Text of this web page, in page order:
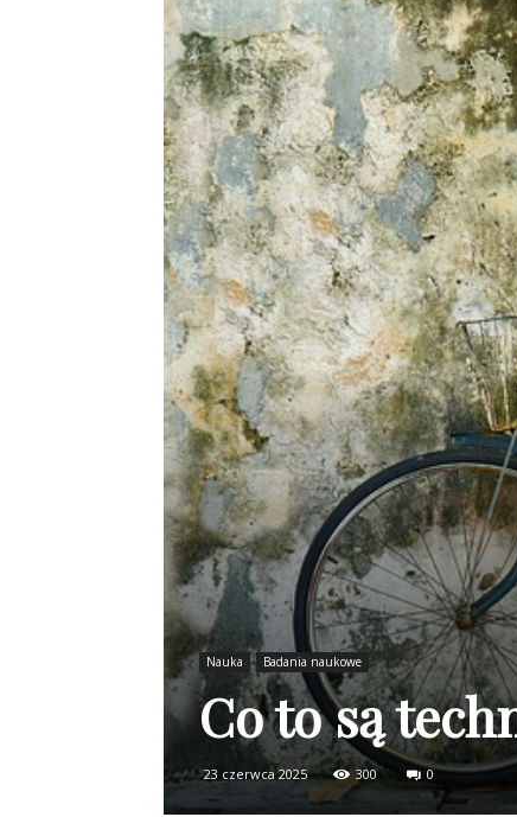
Nauka Badania naukowe
Co to są
23 czerwca 2025 300 0